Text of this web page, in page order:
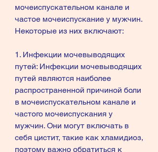
мочеиспускательном канале и
частое мочеиспускание у мужчин.
Некоторые из них включают:
1. Инфекции мочевыводящих
путей: Инфекции мочевыводящих
путей являются наиболее
распространенной причиной боли
в мочеиспускательном канале и
частого мочеиспускания у
мужчин. Они могут включать в
себя цистит, такие как хламидиоз,
поэтому важно обратиться к